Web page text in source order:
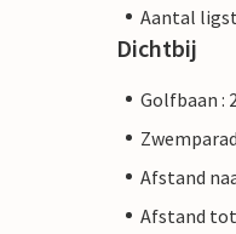
Aantal
Dichtbij
Golfbaan :
Afstand
Afstand